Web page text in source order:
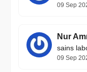
09 Sep
Nur
sains
09 Sep